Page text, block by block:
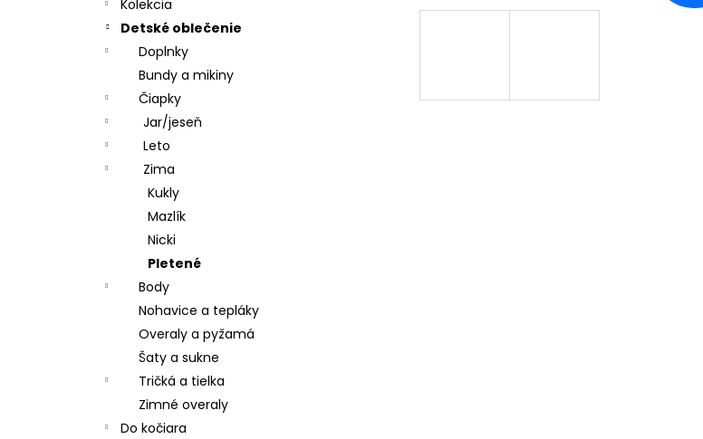
Kolekcia
Detské oblečenie
Doplnky
Bundy a mikiny
Čiapky
Jar/jeseň
Leto
Zima
Kukly
Mazlík
Nicki
Pletené
Body
Nohavice a tepláky
Overaly a pyžamá
Šaty a sukne
Tričká a tielka
Zimné overaly
Do kočiara